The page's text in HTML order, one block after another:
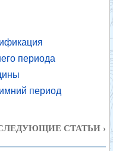
периода
период
СТАТЬИ ›